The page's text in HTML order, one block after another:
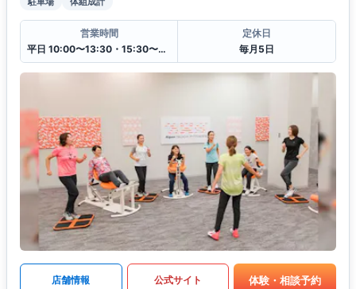
営業時間
平日 10:00〜13:30・15:30〜20:00
定休日
毎月5日
店舗情報 公式サイト 体験・相談予約